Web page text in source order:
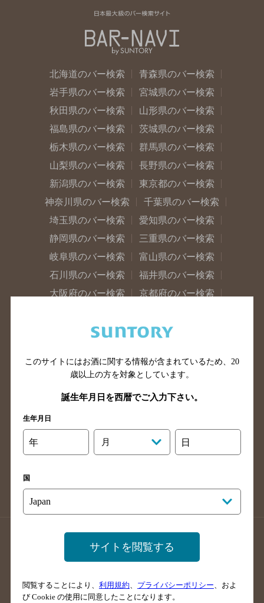
北海道のバー検索
青森県のバー検索
岩手県のバー検索
宮城県のバー検索
秋田県のバー検索
山形県のバー検索
福島県のバー検索
茨城県のバー検索
栃木県のバー検索
群馬県のバー検索
山梨県のバー検索
長野県のバー検索
新潟県のバー検索
東京都のバー検索
神奈川県のバー検索
千葉県のバー検索
埼玉県のバー検索
愛知県のバー検索
静岡県のバー検索
三重県のバー検索
岐阜県のバー検索
富山県のバー検索
石川県のバー検索
福井県のバー検索
大阪府のバー検索
京都府のバー検索
滋賀県のバー検索
和歌山県のバー検索
山口県のバー検索
鳥取県のバー検索
香川県のバー検索
愛媛県のバー検索
高知県のバー検索
長崎県のバー検索
佐賀県のバー検索
大分県のバー検索
熊本県のバー検索
このサイトにはお酒に関する情報が含まれているため、 20
歳以上の方を対象としています。
誕生年月日を西暦でご入力下さい。
生年月日
年 月 日
国
サイトを閲覧する
閲覧することにより、 利用規約、 プライバシーポリシー、およ
び Cookie の使用に同意したことになります。